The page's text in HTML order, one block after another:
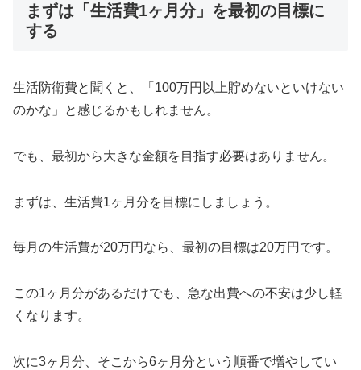
まずは「生活費1ヶ月分」を最初の目標に
する
生活防衛費と聞くと、「100万円以上貯めないといけない
のかな」と感じるかもしれません。
でも、最初から大きな金額を目指す必要はありません。
まずは、生活費1ヶ月分を目標にしましょう。
毎月の生活費が20万円なら、最初の目標は20万円です。
この1ヶ月分があるだけでも、急な出費への不安は少し軽
くなります。
次に3ヶ月分、そこから6ヶ月分という順番で増やしてい